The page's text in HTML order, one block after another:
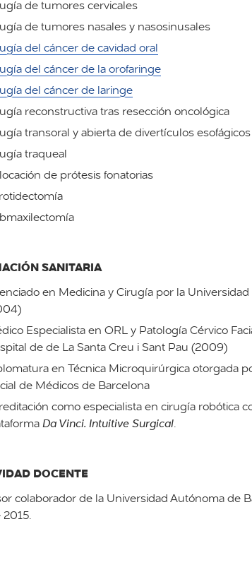
de tumores cervicales
de tumores nasales y nasosinusales
del cáncer de cavidad oral
del cáncer de la orofaringe
del cáncer de laringe
reconstructiva tras resección oncológica
transoral y abierta de divertículos esofágicos
traqueal
de prótesis fonatorias
SANITARIA
en Medicina y Cirugía por la
Especialista en ORL y Patología Cérvico
de de La Santa Creu i Sant Pau (2009)
en Técnica Microquirúrgica otorgada
de Médicos de Barcelona
como especialista en cirugía robótica
Da Vinci. Intuitive Surgical.
DOCENTE
colaborador de la Universidad Autónoma de